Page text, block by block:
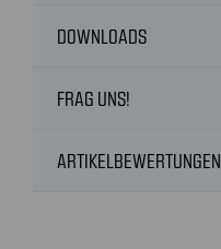
DOWNLOADS
FRAG UNS!
ARTIKELBEWERTUNGEN